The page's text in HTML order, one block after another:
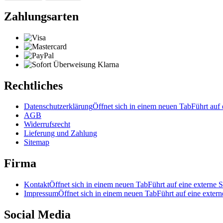
Zahlungsarten
Rechtliches
DatenschutzerklärungÖffnet sich in einem neuen TabFührt auf
AGB
Widerrufsrecht
Lieferung und Zahlung
Sitemap
Firma
KontaktÖffnet sich in einem neuen TabFührt auf eine externe
ImpressumÖffnet sich in einem neuen TabFührt auf eine
Social Media